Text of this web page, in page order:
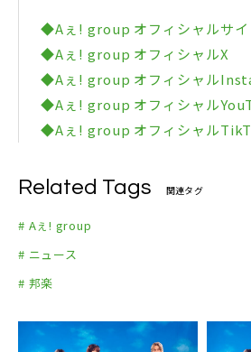
◆Aぇ! group オフィシャルサイ
◆Aぇ! group オフィシャルX
◆Aぇ! group オフィシャル
◆Aぇ! group オフィシャル
◆Aぇ! group オフィシャル
Related Tags 関連タグ
# Aぇ! group
# ニュース
# 邦楽